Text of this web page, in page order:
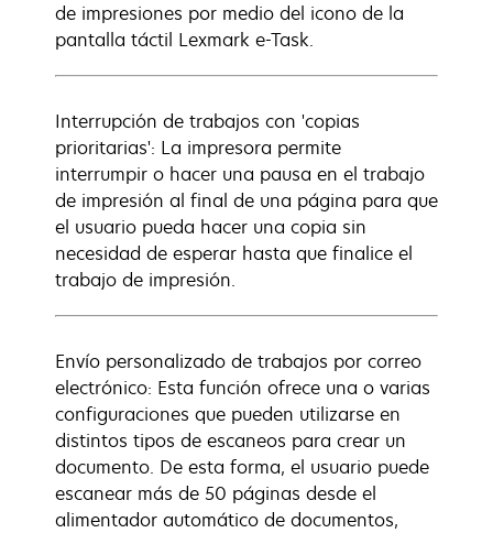
de impresiones por medio del icono de la
pantalla táctil Lexmark e-Task.
Interrupción de trabajos con 'copias
prioritarias': La impresora permite
interrumpir o hacer una pausa en el trabajo
de impresión al final de una página para que
el usuario pueda hacer una copia sin
necesidad de esperar hasta que finalice el
trabajo de impresión.
Envío personalizado de trabajos por correo
electrónico: Esta función ofrece una o varias
configuraciones que pueden utilizarse en
distintos tipos de escaneos para crear un
documento. De esta forma, el usuario puede
escanear más de 50 páginas desde el
alimentador automático de documentos,